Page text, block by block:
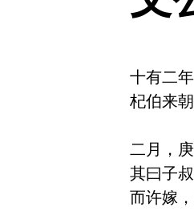
十有二
杞伯来朝
二月，
其曰子
而许嫁